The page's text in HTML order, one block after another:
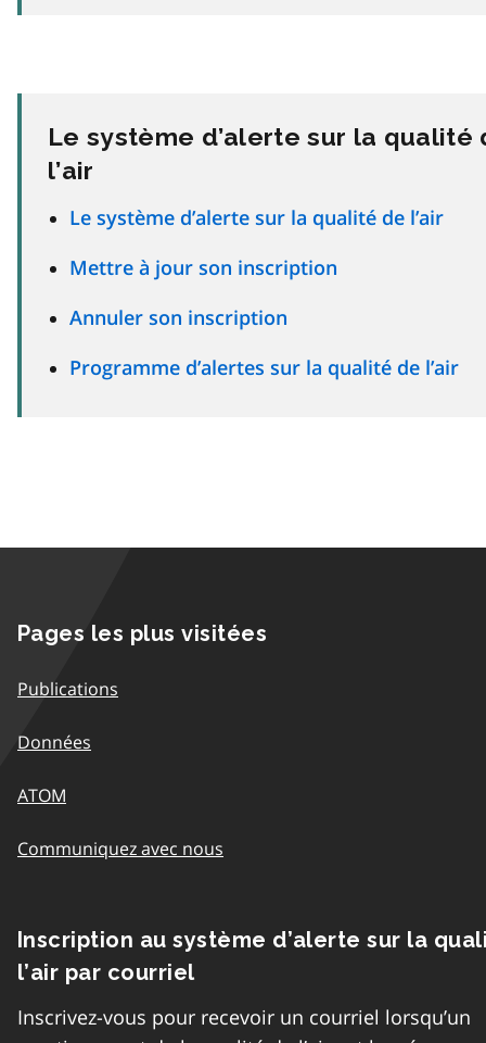
Le système d’alerte sur la qualité
l’air
Le système d’alerte sur la qualité de l’air
Mettre à jour son inscription
Annuler son inscription
Programme d’alertes sur la qualité de l’air
Pages les plus visitées
Publications
Données
ATOM
Communiquez avec nous
Inscription au système d’alerte sur la
l’air par courriel
Inscrivez-vous pour recevoir un courriel lorsqu’un